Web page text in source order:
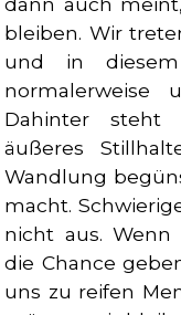
bleiben. Wir
und in
normalerweise
Dahinter steht
äußeres
Wandlung
macht.
nicht aus.
die Chance
uns zu reifen